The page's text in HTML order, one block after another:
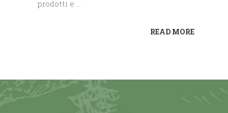
prodotti e
READ MORE